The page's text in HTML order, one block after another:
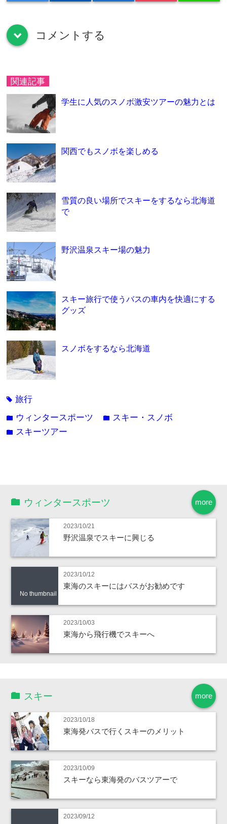
down コメントする
関連記事
学生に人気のスノボ激安ツアーの魅力とは
関西でもスノボを楽しめる
雪質の良い場所でスキーをするなら北海道
で
野沢温泉スキー場の魅力
スキー旅行で使うバスの車内を快適にする
グッズ
スノボをするなら北海道
tag旅行
folder ウィンタースポーツ folder スキー・スノボ
folder スキーツアー
more
ウィンタースポーツ
2023/10/21
野沢温泉でスキーに興じる
No thumbnail
2023/10/12
東海のスキーにはバスがお勧めです
2023/10/03
東海から飛行機でスキーへ
more
スキー
2023/10/18
東海発バスで行くスキーのメリット
2023/10/09
スキーなら東海発のバスツアーで
2023/09/12